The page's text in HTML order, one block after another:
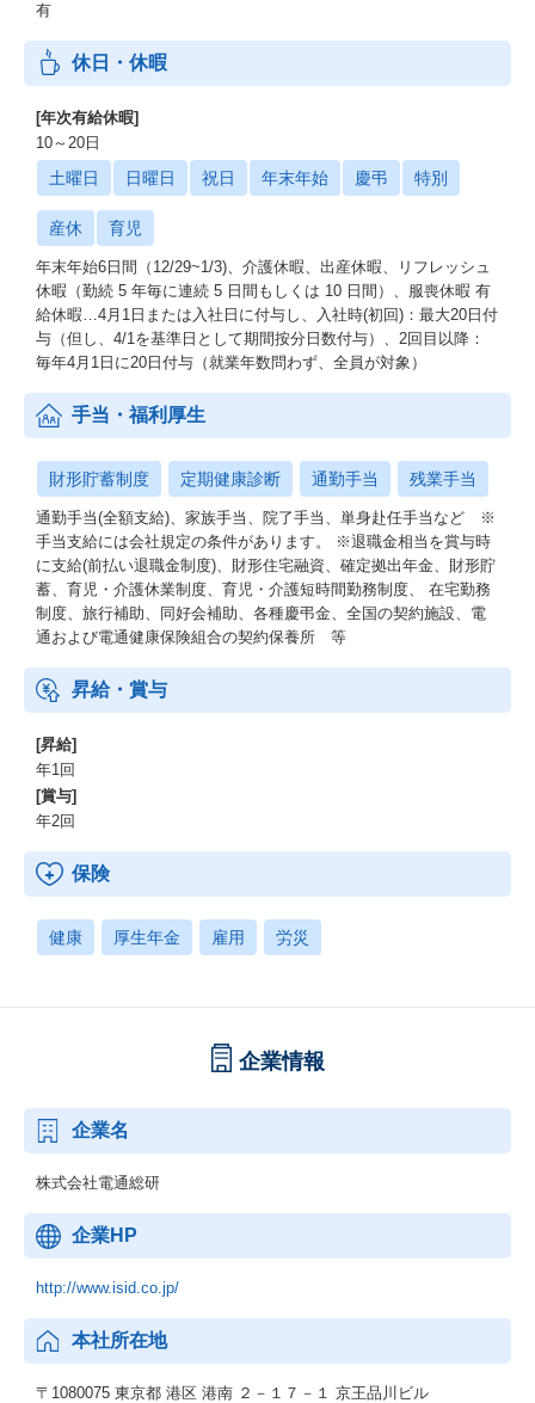
有
休日・休暇
[年次有給休暇]
10～20日
土曜日 日曜日 祝日 年末年始 慶弔 特別
産休 育児
年末年始6日間（12/29~1/3)、介護休暇、出産休暇、リフレッシュ
休暇（勤続 5 年毎に連続 5 日間もしくは 10 日間）、服喪休暇 有
給休暇…4月1日または入社日に付与し、入社時(初回)：最大20日付
与（但し、4/1を基準日として期間按分日数付与）、2回目以降：
毎年4月1日に20日付与（就業年数問わず、全員が対象）
手当・福利厚生
財形貯蓄制度 定期健康診断 通勤手当 残業手当
通勤手当(全額支給)、家族手当、院了手当、単身赴任手当など ※
手当支給には会社規定の条件があります。 ※退職金相当を賞与時
に支給(前払い退職金制度)、財形住宅融資、確定拠出年金、財形貯
蓄、育児・介護休業制度、育児・介護短時間勤務制度、 在宅勤務
制度、旅行補助、同好会補助、各種慶弔金、全国の契約施設、電
通および電通健康保険組合の契約保養所 等
昇給・賞与
[昇給]
年1回
[賞与]
年2回
保険
健康 厚生年金 雇用 労災
企業情報
企業名
株式会社電通総研
企業HP
http://www.isid.co.jp/
本社所在地
〒1080075 東京都 港区 港南 ２－１７－１ 京王品川ビル